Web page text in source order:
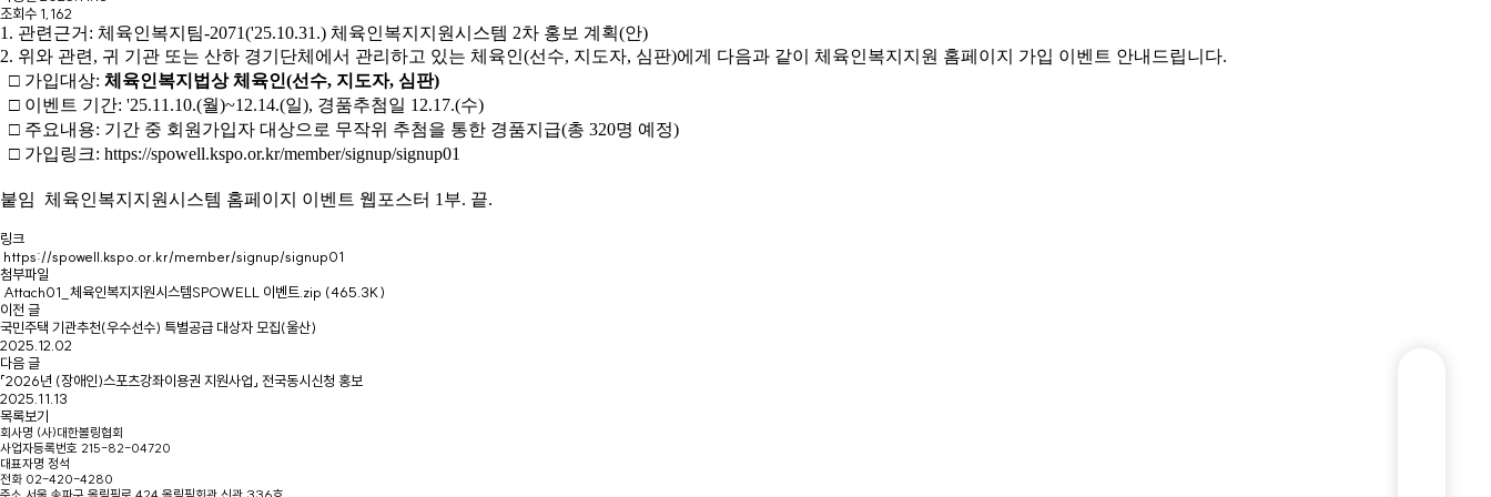
조회수 1,162
1. 관련근거 : 체육인복지팀-2071('25.10.31.) 체육인복지지원시스템 2차 홍보 계획(안)
2. 위와 관련 , 귀 기관 또는 산하 경기단체에서 관리하고 있는 체육인(선수, 지도자, 심판)에게 다음과 같이 체육인복지지원 홈페이지 가입 이벤트 안내드립니다.
□ 가입대상: 체육인복지법상 체육인(선수, 지도자, 심판)
□ 이벤트 기간: '25.11.10.(월)~12.14.(일), 경품추첨일 12.17.(수)
□ 주요내용: 기간 중 회원가입자 대상으로 무작위 추첨을 통한 경품지급(총 320명 예정)
□ 가입링크: https://spowell.kspo.or.kr/member/signup/signup01
붙임 체육인복지지원시스템 홈페이지 이벤트 웹포스터 1 부. 끝.
링크
https://spowell.kspo.or.kr/member/signup/signup01
첨부파일
Attach01_체육인복지지원시스템SPOWELL 이벤트.zip (465.3K)
이전 글
국민주택 기관추천(우수선수) 특별공급 대상자 모집(울산)
2025.12.02
다음 글
「2026년 (장애인)스포츠강좌이용권 지원사업」 전국동시신청 홍보
2025.11.13
목록보기
회사명 (사)대한볼링협회
사업자등록번호 215-82-04720
대표자명 정석
전화 02-420-4280